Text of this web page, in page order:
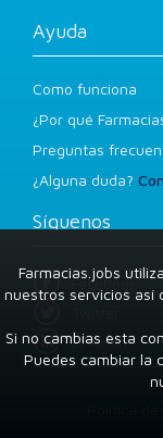
Ayuda
Como funciona
¿Por qué
Preguntas
¿Alguna duda?
Síguenos
Facebook
LinkedIn
Política
Farmacias.jobs
nuestros servicios así
Si no cambias esta
Puedes cambiar la